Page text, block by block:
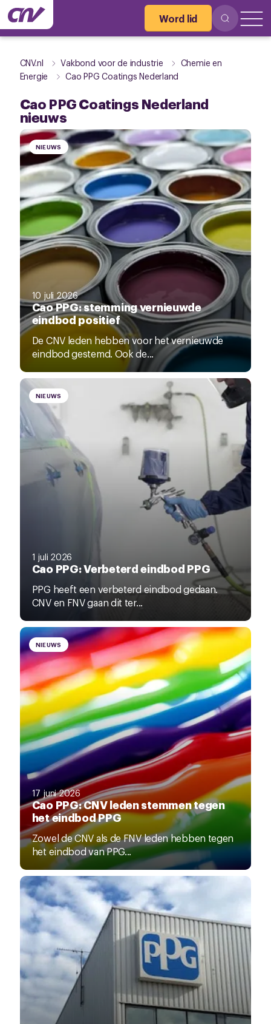
Word lid
CNV.nl Vakbond voor de industrie
Chemie en
Energie
Cao PPG Coatings Nederland
Cao PPG Coatings Nederland
nieuws
NIEUWS
10 juli 2026
Cao PPG: stemming vernieuwde
eindbod positief
De CNV leden hebben voor het vernieuwde
eindbod gestemd. Ook de...
NIEUWS
1 juli 2026
Cao PPG: Verbeterd eindbod PPG
PPG heeft een verbeterd eindbod gedaan.
CNV en FNV gaan dit ter...
NIEUWS
17 juni 2026
Cao PPG: CNV leden stemmen tegen
het eindbod PPG
Zowel de CNV als de FNV leden hebben tegen
het eindbod van PPG...